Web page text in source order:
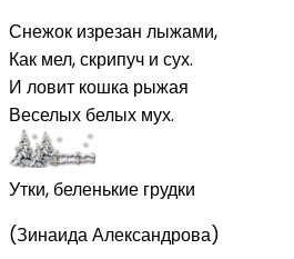
Снежок изрезан лыжами,
Как мел, скрипуч и сух.
И ловит кошка рыжая
Веселых белых мух.
Утки, беленькие грудки
(Зинаида Александрова)